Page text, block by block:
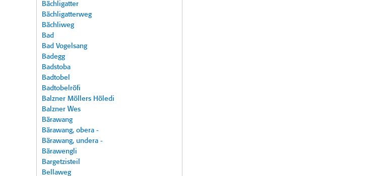
Bächligatter
Bächligatterweg
Bächliweg
Bad
Bad Vogelsang
Badegg
Badstoba
Badtobel
Badtobelröfi
Balzner Möllers Höledi
Balzner Wes
Bärawang
Bärawang, obera -
Bärawang, undera -
Bärawengli
Bargetzisteil
Bellaweg